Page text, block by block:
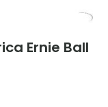
Ernie Ball